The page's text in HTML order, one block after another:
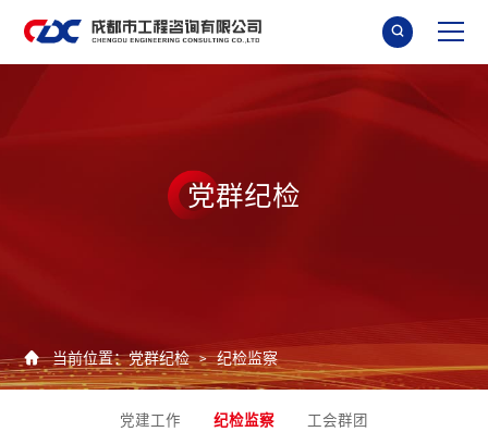

党群纪检
 当前位置：党群纪检 > 纪检监察
党建工作 纪检监察 工会群团